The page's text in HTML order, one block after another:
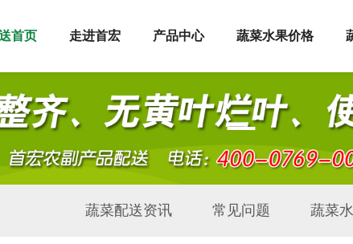
首页 走进首宏 产品中心 蔬菜水果价格
蔬菜配送资讯 常见问题 蔬菜